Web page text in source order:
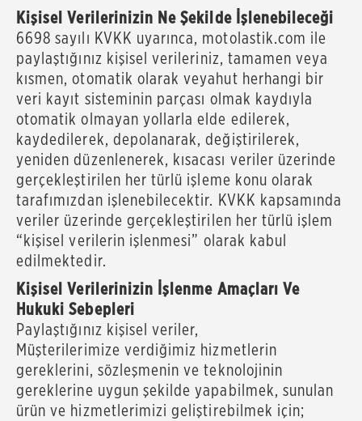
Kişisel Verilerinizin Ne Şekilde İşlenebileceği
6698 sayılı KVKK uyarınca, motolastik.com ile
paylaştığınız kişisel verileriniz, tamamen veya
kısmen, otomatik olarak veyahut herhangi bir
veri kayıt sisteminin parçası olmak kaydıyla
otomatik olmayan yollarla elde edilerek,
kaydedilerek, depolanarak, değiştirilerek,
yeniden düzenlenerek, kısacası veriler üzerinde
gerçekleştirilen her türlü işleme konu olarak
tarafımızdan işlenebilecektir. KVKK kapsamında
veriler üzerinde gerçekleştirilen her türlü işlem
“kişisel verilerin işlenmesi” olarak kabul
edilmektedir.
Kişisel Verilerinizin İşlenme Amaçları Ve
Hukuki Sebepleri
Paylaştığınız kişisel veriler,
Müşterilerimize verdiğimiz hizmetlerin
gereklerini, sözleşmenin ve teknolojinin
gereklerine uygun şekilde yapabilmek, sunulan
ürün ve hizmetlerimizi geliştirebilmek için;